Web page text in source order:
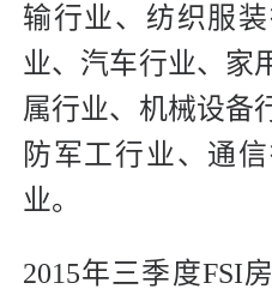
输行业、纺织服
业、汽车行业、家
属行业、机械设备
防军工行业、通
业。
2015年三季度FSI